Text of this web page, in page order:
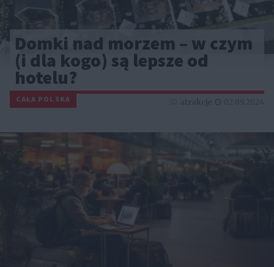
Domki nad morzem – w czym
(i dla kogo) są lepsze od
hotelu?
CAŁA POLSKA